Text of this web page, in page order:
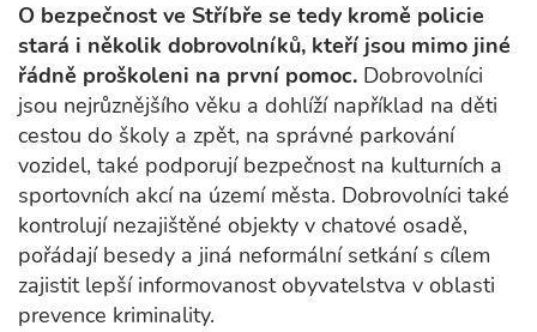
O bezpečnost ve Stříbře se tedy kromě policie
stará i několik dobrovolníků, kteří jsou mimo jiné
řádně proškoleni na první pomoc. Dobrovolníci
jsou nejrůznějšího věku a dohlíží například na děti
cestou do školy a zpět, na správné parkování
vozidel, také podporují bezpečnost na kulturních a
sportovních akcí na území města. Dobrovolníci také
kontrolují nezajištěné objekty v chatové osadě,
pořádají besedy a jiná neformální setkání s cílem
zajistit lepší informovanost obyvatelstva v oblasti
prevence kriminality.